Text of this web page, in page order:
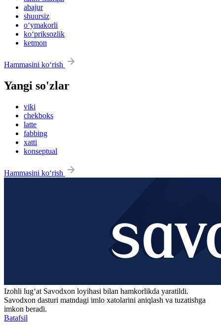
abajur
shuursiz
o‘ymakorli
ko‘priksozlik
ketmon
Hammasini ko‘rish
Yangi so'zlar
viki
chekboks
latte
fabbing
xatti
konseptual
Hammasini ko‘rish
Izohli lugʻat Savodxon loyihasi bilan hamkorlikda yaratildi.
Savodxon dasturi matndagi imlo xatolarini aniqlash va tuzatishga
imkon beradi.
Batafsil